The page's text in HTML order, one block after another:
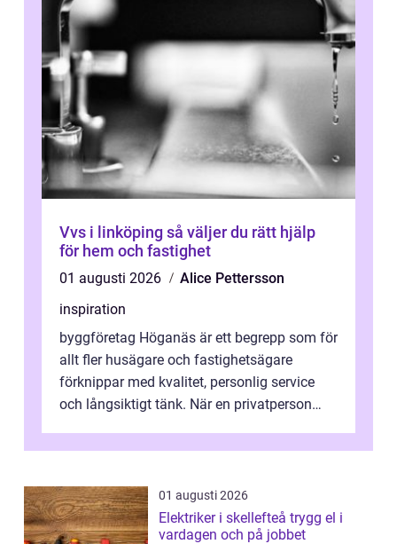
Vvs i linköping så väljer du rätt hjälp
för hem och fastighet
01 augusti 2026
Alice Pettersson
inspiration
byggföretag Höganäs är ett begrepp som för
allt fler husägare och fastighetsägare
förknippar med kvalitet, personlig service
och långsiktigt tänk. När en privatperson
01 augusti 2026
Elektriker i skellefteå trygg el i
vardagen och på jobbet